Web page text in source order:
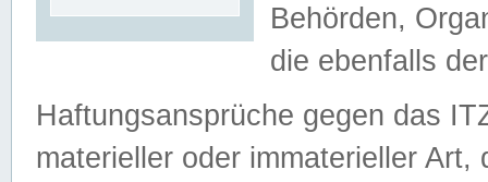
Behörden,
die ebenfalls
Haftungsansprüche gegen das
materieller oder immaterieller